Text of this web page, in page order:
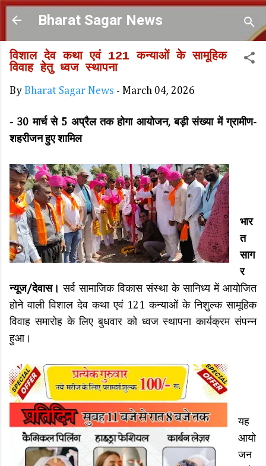
Skip to main content
Bharat Sagar News
विशाल देव कथा एवं 121 कन्याओं के सामूहिक
विवाह हेतु ध्वज स्थापना
By Bharat Sagar News - March 04, 2026
- 30 मार्च से 5 अप्रैल तक होगा आयोजन, बड़ी संख्या में ग्रामीण-
शहरीजन हुए शामिल
भार
त
साग
र
न्यूज/देवास।सर्व सामाजिक विकास संस्था के सानिध्य में आयोजित
होने वाली विशाल देव कथा एवं 121 कन्याओं के निशुल्क सामूहिक
विवाह समारोह के लिए बुधवार को ध्वज स्थापना कार्यक्रम संपन्न
हुआ।
यह
आयो
जन